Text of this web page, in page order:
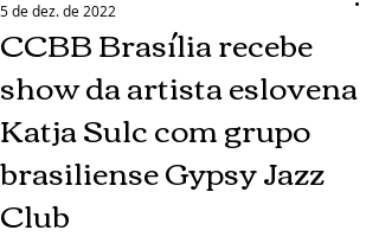
CCBB Brasília recebe
show da artista eslovena
Katja Sulc com grupo
brasiliense Gypsy Jazz
Club
5 de dez. de 2022